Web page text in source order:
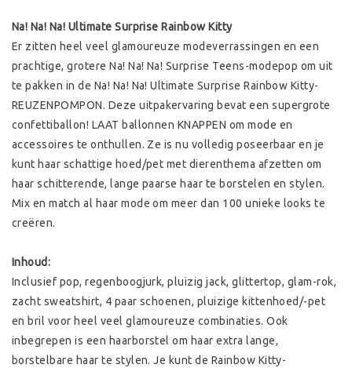
Na! Na! Na! Ultimate Surprise Rainbow Kitty
Er zitten heel veel glamoureuze modeverrassingen en een
prachtige, grotere Na! Na! Na! Surprise Teens-modepop om uit
te pakken in de Na! Na! Na! Ultimate Surprise Rainbow Kitty-
REUZENPOMPON. Deze uitpakervaring bevat een supergrote
confettiballon! LAAT ballonnen KNAPPEN om mode en
accessoires te onthullen. Ze is nu volledig poseerbaar en je
kunt haar schattige hoed/pet met dierenthema afzetten om
haar schitterende, lange paarse haar te borstelen en stylen.
Mix en match al haar mode om meer dan 100 unieke looks te
creëren.
Inhoud:
Inclusief pop, regenboogjurk, pluizig jack, glittertop, glam-rok,
zacht sweatshirt, 4 paar schoenen, pluizige kittenhoed/-pet
en bril voor heel veel glamoureuze combinaties. Ook
inbegrepen is een haarborstel om haar extra lange,
borstelbare haar te stylen. Je kunt de Rainbow Kitty-